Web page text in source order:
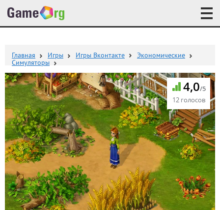
Главная Игры Игры Вконтакте
Экономические
Симуляторы
4,0/5
12 голосов